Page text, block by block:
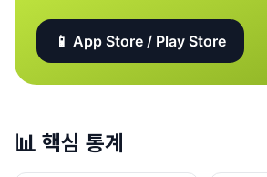
📱 App Store / Play Store
📊 핵심 통계